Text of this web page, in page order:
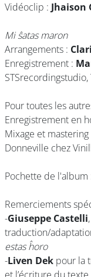
Vidéoclip : Jhaison
Mi ŝatas maron
Arrangements :
Enregistrement :
STSrecordingstudio,
Pour toutes les
Enregistrement en
Mixage et mastering
Donneville chez
Pochette de l'album
Remerciements
-Giuseppe Castelli,
traduction/
estas ĥoro
-Liven Dek pour la